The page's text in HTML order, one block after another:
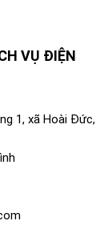
VỤ ĐIỆN
1, xã Hoài Đức,